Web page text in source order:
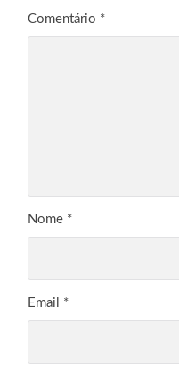
Comentário *
Nome *
Email *